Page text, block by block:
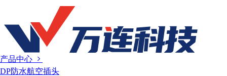
产品中心
DP防水航空插头